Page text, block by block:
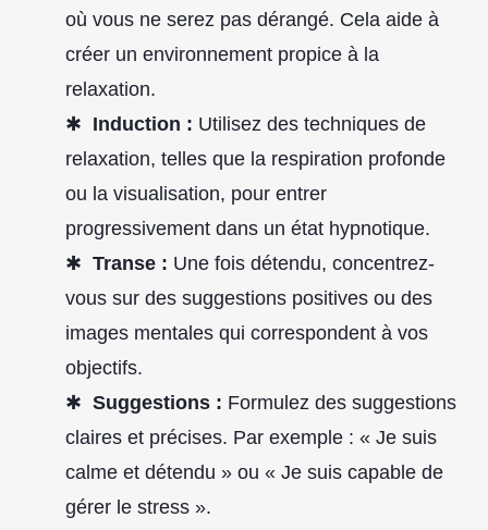
où vous ne serez pas dérangé. Cela aide à
créer un environnement propice à la
relaxation.
Induction : Utilisez des techniques de
relaxation, telles que la respiration profonde
ou la visualisation, pour entrer
progressivement dans un état hypnotique.
Transe : Une fois détendu, concentrez-
vous sur des suggestions positives ou des
images mentales qui correspondent à vos
objectifs.
Suggestions : Formulez des suggestions
claires et précises. Par exemple : « Je suis
calme et détendu » ou « Je suis capable de
gérer le stress ».